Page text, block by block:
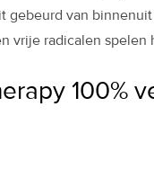
gebeurd van
vrije radicalen spelen
100%